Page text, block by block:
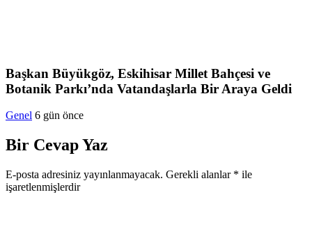
Başkan Büyükgöz, Eskihisar Millet Bahçesi ve
Botanik Parkı’nda Vatandaşlarla Bir Araya Geldi
Genel 6 gün önce
Bir Cevap Yaz
E-posta adresiniz yayınlanmayacak. Gerekli alanlar * ile
işaretlenmişlerdir